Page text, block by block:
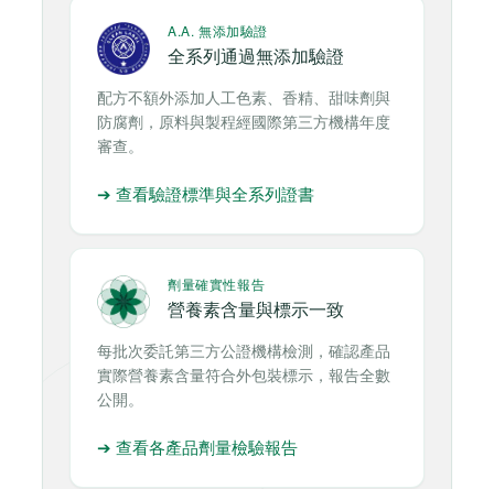
A.A. 無添加驗證
全系列通過無添加驗證
配方不額外添加人工色素、香精、甜味劑與
防腐劑，原料與製程經國際第三方機構年度
審查。
➔ 查看驗證標準與全系列證書
劑量確實性報告
營養素含量與標示一致
每批次委託第三方公證機構檢測，確認產品
實際營養素含量符合外包裝標示，報告全數
公開。
➔ 查看各產品劑量檢驗報告